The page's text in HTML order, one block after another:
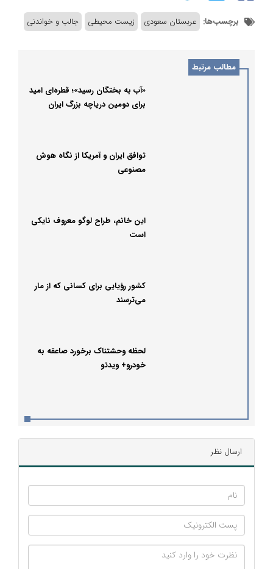
برچسب‌ها: عربستان سعودی زیست محیطی جالب و خواندنی
مطالب مرتبط
«آب به بختگان رسید»؛ قطره‌ای امید
برای دومین دریاچه بزرگ ایران
توافق ایران و آمریکا از نگاه هوش
مصنوعی
این خانم، طراح لوگو معروف نایکی
است
کشور رؤیایی برای کسانی که از مار
می‌ترسند
لحظه وحشتناک برخورد صاعقه به
خودرو+ ویدئو
ارسال نظر